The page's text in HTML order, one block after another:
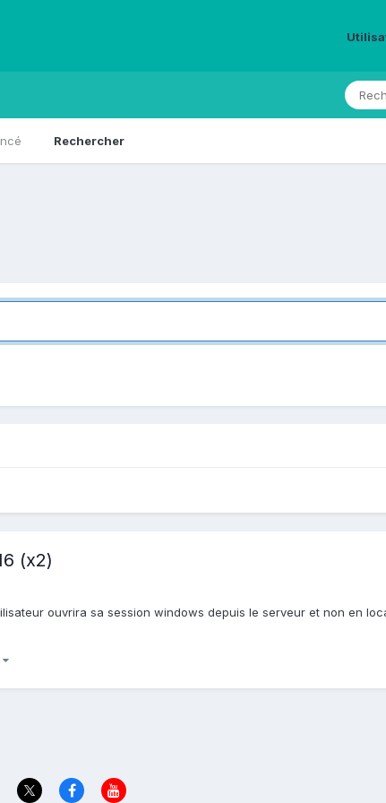
Rechercher
(x2)
ouvrira sa session windows depuis le serveur et non en